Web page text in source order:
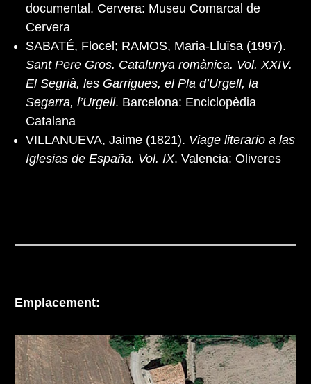
documental. Cervera: Museu Comarcal de
Cervera
SABATÉ, Flocel; RAMOS, Maria-Lluïsa (1997).
Sant Pere Gros. Catalunya romànica. Vol. XXIV.
El Segrià, les Garrigues, el Pla d’Urgell, la
Segarra, l’Urgell. Barcelona: Enciclopèdia
Catalana
VILLANUEVA, Jaime (1821). Viage literario a las
Iglesias de España. Vol. IX. Valencia: Oliveres
Emplacement: